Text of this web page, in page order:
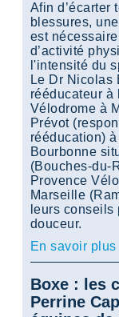
Afin d’écarter
blessures,
est
d’activité
l'intensité du
Le Dr Nicolas
rééducateur
Vélodrome à
Prévot
rééducation)
Bourbonne
(Bouches-du-
Provence
Marseille
leurs conseils
douceur.
En savoir plus
Boxe : les
Perrine